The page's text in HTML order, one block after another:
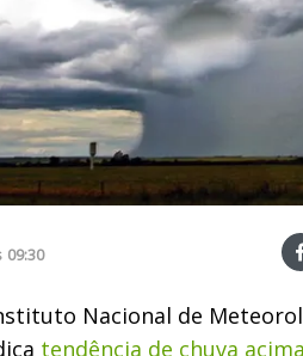
09:30
Nacional de
tendência de chuva